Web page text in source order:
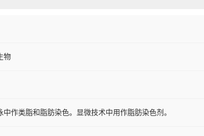
物
中作类脂和脂肪染色。显微技术中用作脂肪染色剂。